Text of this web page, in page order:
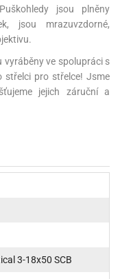
jsou plněny
jsou mrazuvzdorné,
vyráběny ve spolupráci s
střelci pro střelce! Jsme
jejich záruční a
3-18x50 SCB